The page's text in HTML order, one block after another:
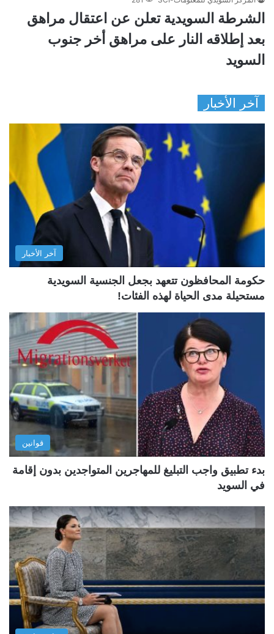
الشرطة السويدية تعلن عن اعتقال مراهق
بعد إطلاقه النار على مراهق أخر جنوب
السويد
آخر الأخبار
آخر الأخبار
حكومة المحافظون تتعهد بجعل الجنسية السويدية
مستحيلة مدى الحياة لهذه الفئات!
قوانين
بدء تطبيق واجب التبليغ للمهاجرين المتواجدين بدون إقامة
في السويد